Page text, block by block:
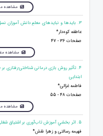
مشاهده
3. بایدها و نبایدهای معلمِ دانش آموزان نسل جدید
عاطفه کوه‌دار*
صفحات 36 - 47
مشاهده
4. تأثیر روش بازی درمانی شناختی-رفتاری
ابتدایی
فاطمه غزالی*
صفحات 48 - 55
مشاهده
5. اثر بخشي آموزش تاب‌آوری بر اشتیاق شغلي و انگیزش دروني در زنان فرهنگي
فهیمه رسالتی و زهرا نقش*